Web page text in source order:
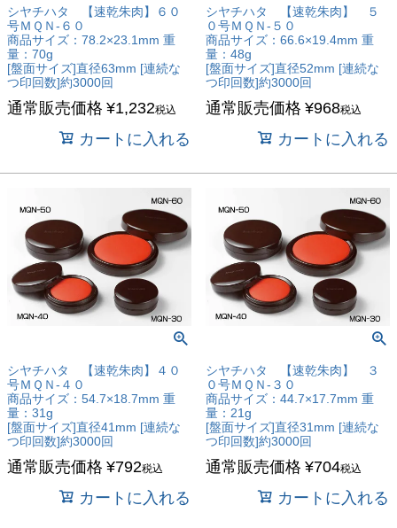
シヤチハタ 【速乾朱肉】６０
号ＭＱＮ-６０
商品サイズ：78.2×23.1mm 重
量：70g
[盤面サイズ]直径63mm [連続な
つ印回数]約3000回
通常販売価格 ¥1,232税込
カートに入れる
シヤチハタ 【速乾朱肉】 ５
０号ＭＱＮ-５０
商品サイズ：66.6×19.4mm 重
量：48g
[盤面サイズ]直径52mm [連続な
つ印回数]約3000回
通常販売価格 ¥968税込
カートに入れる
シヤチハタ 【速乾朱肉】４０
号ＭＱＮ-４０
商品サイズ：54.7×18.7mm 重
量：31g
[盤面サイズ]直径41mm [連続な
つ印回数]約3000回
通常販売価格 ¥792税込
カートに入れる
シヤチハタ 【速乾朱肉】 ３
０号ＭＱＮ-３０
商品サイズ：44.7×17.7mm 重
量：21g
[盤面サイズ]直径31mm [連続な
つ印回数]約3000回
通常販売価格 ¥704税込
カートに入れる